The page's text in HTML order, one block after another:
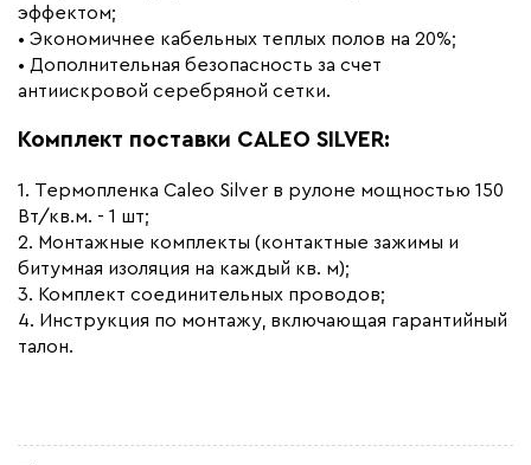
эффектом;
• Экономичнее кабельных теплых полов на 20%;
• Дополнительная безопасность за счет
антиискровой серебряной сетки.
Комплект поставки CALEO SILVER:
1. Термопленка Caleo Silver в рулоне мощностью 150
Вт/кв.м. - 1 шт;
2. Монтажные комплекты (контактные зажимы и
битумная изоляция на каждый кв. м);
3. Комплект соединительных проводов;
4. Инструкция по монтажу, включающая гарантийный
талон.